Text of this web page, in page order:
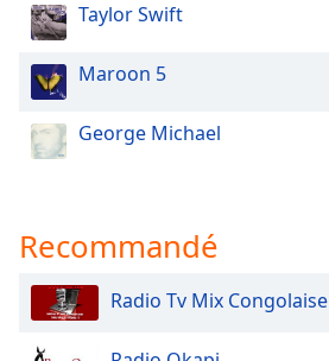
Taylor Swift
Maroon 5
George Michael
Recommandé
Radio Tv Mix Congolaise